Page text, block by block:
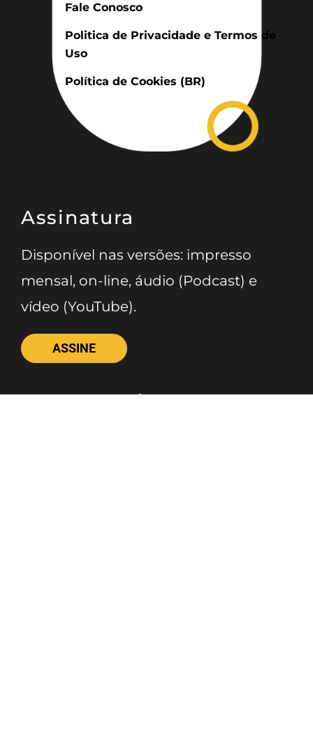
Fale Conosco
Politica de Privacidade e Termos de
Uso
Política de Cookies (BR)
Assinatura
Disponível nas versões: impresso
mensal, on-line, áudio (Podcast) e
vídeo (YouTube).
ASSINE
Nossas Redes